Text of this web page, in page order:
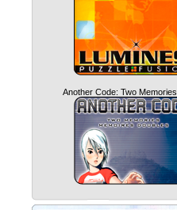
Another Code: Two Memories